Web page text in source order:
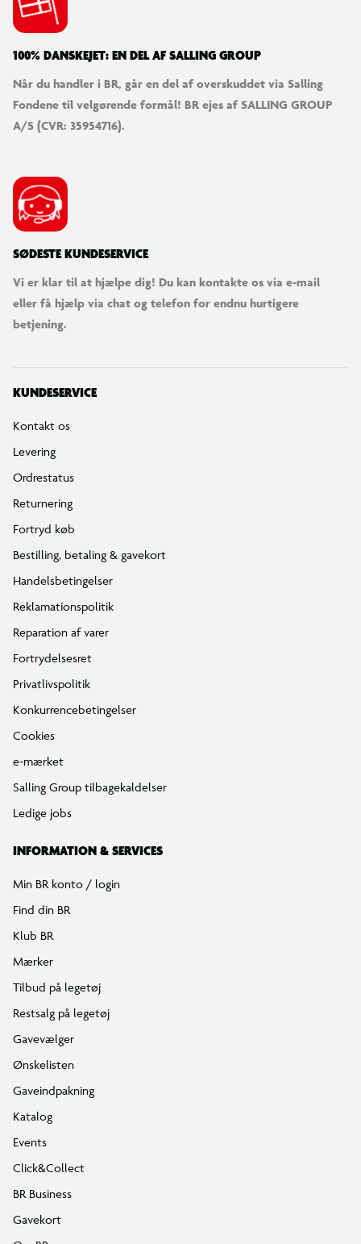
100% DANSKEJET: EN DEL AF SALLING GROUP
Når du handler i BR, går en del af overskuddet via Salling
Fondene til velgørende formål! BR ejes af SALLING GROUP
A/S (CVR: 35954716).
SØDESTE KUNDESERVICE
Vi er klar til at hjælpe dig! Du kan kontakte os via e-mail
eller få hjælp via chat og telefon for endnu hurtigere
betjening.
KUNDESERVICE
Kontakt os
Levering
Ordrestatus
Returnering
Fortryd køb
Bestilling, betaling & gavekort
Handelsbetingelser
Reklamationspolitik
Reparation af varer
Fortrydelsesret
Privatlivspolitik
Konkurrencebetingelser
Cookies
e-mærket
Salling Group tilbagekaldelser
Ledige jobs
INFORMATION & SERVICES
Min BR konto / login
Find din BR
Klub BR
Mærker
Tilbud på legetøj
Restsalg på legetøj
Gavevælger
Ønskelisten
Gaveindpakning
Katalog
Events
Click&Collect
BR Business
Gavekort